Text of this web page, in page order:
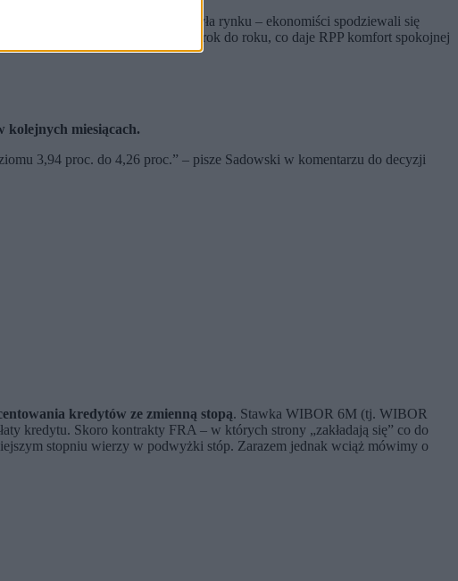
władz monetarnych nie zaskoczyła rynku – ekonomiści spodziewali się
i wyniósł 3,1 proc. w ujęciu rok do roku, co daje RPP komfort spokojnej
kolejnych miesiącach.
3,94 proc. do 4,26 proc.” – pisze Sadowski w komentarzu do decyzji
kredytów ze zmienną stopą. Stawka WIBOR 6M (tj. WIBOR
kredytu. Skoro kontrakty FRA – w których strony „zakładają się” co do
stopniu wierzy w podwyżki stóp. Zarazem jednak wciąż mówimy o